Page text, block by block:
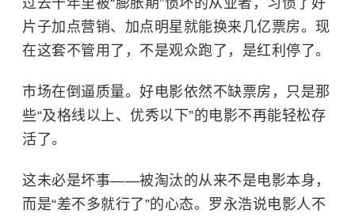
片子加点营销、加点明星就能换来几亿票房。现
在这套不管用了，不是观众跑了，是红利停了。
市场在倒逼质量。好电影依然不缺票房，只是那
些“及格线以上、优秀以下”的电影不再能轻松存
活了。
这未必是坏事——被淘汰的从来不是电影本身，
而是“差不多就行了”的心态。罗永浩说电影人不